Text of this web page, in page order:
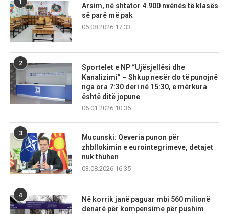
1
Arsim, në shtator 4.900 nxënës të klasës
së parë më pak
06.08.2026 17:33
2
Sportelet e NP “Ujësjellësi dhe
Kanalizimi” – Shkup nesër do të punojnë
nga ora 7:30 deri në 15:30, e mërkura
është ditë jopune
05.01.2026 10:36
3
Mucunski: Qeveria punon për
zhbllokimin e eurointegrimeve, detajet
nuk thuhen
03.08.2026 16:35
4
Në korrik janë paguar mbi 560 milionë
denarë për kompensime për pushim